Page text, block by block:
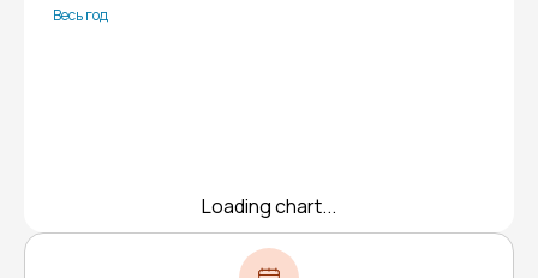
Весь год
Loading chart...